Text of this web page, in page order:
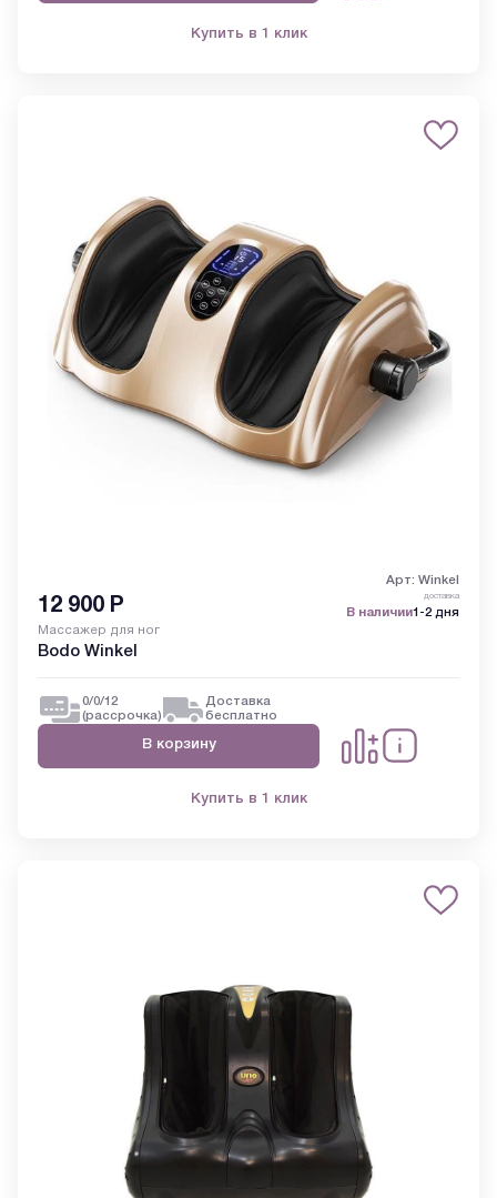
Купить в 1 клик
Арт: Winkel
12 900 Р доставка
В наличии1-2 дня
Массажер для ног
Bodo Winkel
0/0/12
(рассрочка)
Доставка
бесплатно
В корзину
Купить в 1 клик